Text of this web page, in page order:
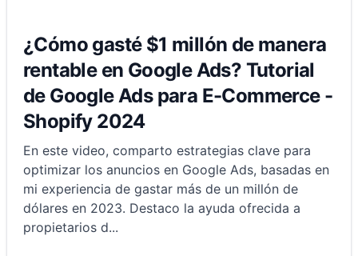
¿Cómo gasté $1 millón de manera
rentable en Google Ads? Tutorial
de Google Ads para E-Commerce -
Shopify 2024
En este video, comparto estrategias clave para
optimizar los anuncios en Google Ads, basadas en
mi experiencia de gastar más de un millón de
dólares en 2023. Destaco la ayuda ofrecida a
propietarios d...